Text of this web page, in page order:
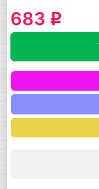
683 q